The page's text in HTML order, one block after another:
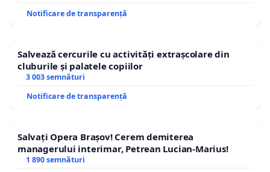
Notificare de transparență
Salvează cercurile cu activități extrașcolare din
cluburile și palatele copiilor
3 003 semnături
Notificare de transparență
Salvați Opera Brașov! Cerem demiterea
managerului interimar, Petrean Lucian-Marius!
1 890 semnături